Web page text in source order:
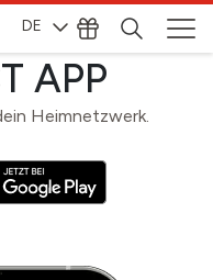
DE
APP
Heimnetzwerk.